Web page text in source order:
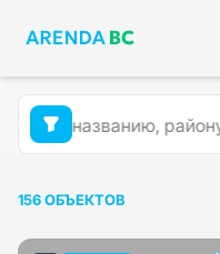
156 ОБЪЕКТОВ